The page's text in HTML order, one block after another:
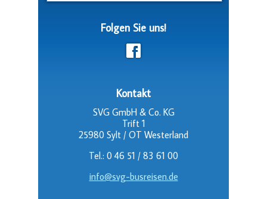
Folgen Sie uns!
Kontakt
SVG GmbH & Co. KG
Trift 1
25980 Sylt / OT Westerland
Tel.: 0 46 51 / 83 61 00
info@svg-busreisen.de